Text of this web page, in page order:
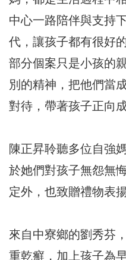
中心一路陪伴與支持
代，讓孩子都有很好
部分個案只是小孩的
別的精神，把他們當
對待，帶著孩子正向成
陳正昇聆聽多位自強
於她們對孩子無怨無
定外，也致贈禮物表
來自中寮鄉的劉秀芬
重乾癬，加上孩子為